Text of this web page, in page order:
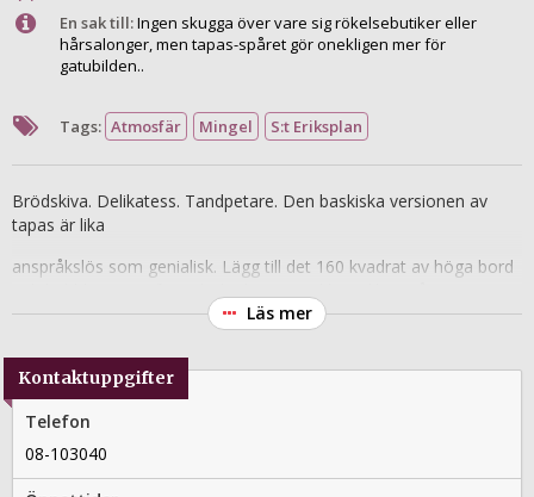
En sak till:Ingen skugga över vare sig rökelsebutiker eller
hårsalonger, men tapas-spåret gör onekligen mer för
gatubilden..
Tags: Atmosfär Mingel S:t Eriksplan
Brödskiva. Delikatess. Tandpetare. Den baskiska versionen av
tapas är lika
anspråkslös som genialisk. Lägg till det 160 kvadrat av höga bord
sig bör i dessa sammanhang, har inspiration hämtats från San
flest Michelin-krogar per capita i världen.
Läs mer
Kontaktuppgifter
Telefon
08-103040